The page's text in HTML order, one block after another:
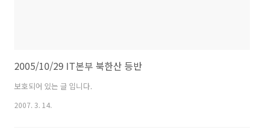
2005/10/29 IT본부 북한산 등반
보호되어 있는 글 입니다.
2007. 3. 14.